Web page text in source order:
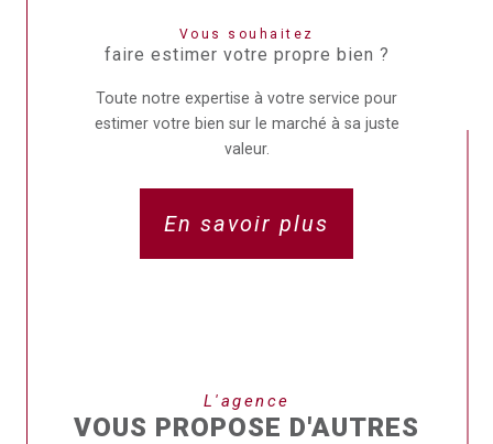
Vous souhaitez
faire estimer votre propre bien ?
Toute notre expertise à votre service pour
estimer votre bien sur le marché à sa juste
valeur.
En savoir plus
L'agence
VOUS PROPOSE D'AUTRES